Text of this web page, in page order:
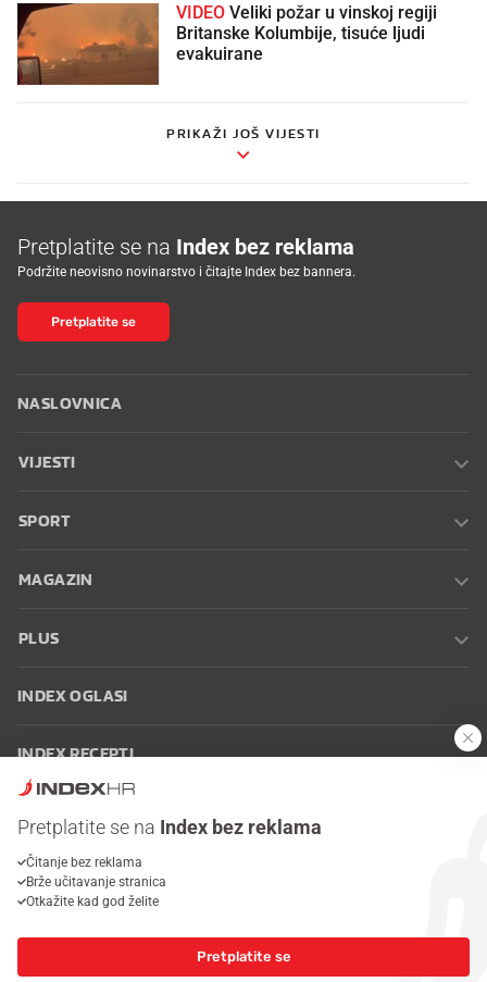
VIDEO
Britanske Kolumbije, tisuće ljudi
evakuirane
PRIKAŽI JOŠ VIJESTI
Pretplatite se na Index bez reklama
Podržite neovisno novinarstvo i čitajte Index bez bannera.
Pretplatite se
NASLOVNICA
VIJESTI
SPORT
MAGAZIN
PLUS
INDEX OGLASI
INDEX RECEPTI
Oglašavanje Zaposli se na Indexu
korištenja
Postavke kolačića
Pretplatite se na Index bez reklama
Čitanje bez reklama
Brže učitavanje stranica
Otkažite kad god želite
Pretplatite se